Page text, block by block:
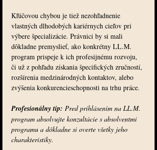
Kľúčovou chybou je tiež nezohľadnenie
vlastných dlhodobých kariérnych cieľov pri
výbere špecializácie. Právnici by si mali
dôkladne premyslieť, ako konkrétny LL.M.
program prispeje k ich profesijnému rozvoju,
či už z pohľadu získania špecifických zručností,
rozšírenia medzinárodných kontaktov, alebo
zvýšenia konkurencieschopnosti na trhu práce.
Profesionálny tip: Pred prihlásením na LL.M.
program absolvujte konzultácie s absolventmi
programu a dôkladne si overte všetky jeho
charakteristiky.